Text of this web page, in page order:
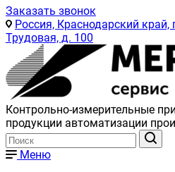
Заказать звонок
Россия, Краснодарский край,
Трудовая, д. 100
Контрольно-измерительные
продукции автоматизации
Меню